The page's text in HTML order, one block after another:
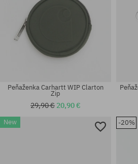
Peňaženka Carhartt WIP Clarton
Zip
29,90 € 20,90 €
New -20%